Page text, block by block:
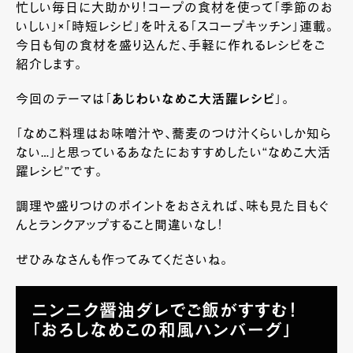
忙しい毎日に大助かり！コープの食材を使って「季節のお
いしい」×「時短レシピ」を叶える「スコープキッチン」連載。
今日も旬の食材を盛り込んだ、手軽に作れるレシピをご
紹介します。
今回のテーマは「 あじわいなめこ大活躍レシピ 」。
「なめこ料理はお味噌汁や、蕎麦のつけ汁くらいしか知ら
ない…」と思っているあなたにおすすめしたい“なめこ大活
躍レシピ”です。
調理や盛りつけのポイントをおさえれば、味も見た目もぐ
んとランクアップすること間違いなし！
ぜひみなさんも作ってみてくださいね。
ニンニク醤油ダレでご飯がすすむ！
「おろしなめこの和風ハンバーグ」